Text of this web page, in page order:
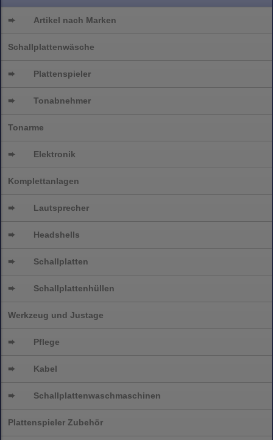
➨ Artikel nach Marken
Schallplattenwäsche
➨ Plattenspieler
➨ Tonabnehmer
Tonarme
➨ Elektronik
Komplettanlagen
➨ Lautsprecher
➨ Headshells
➨ Schallplatten
➨ Schallplattenhüllen
Werkzeug und Justage
➨ Pflege
➨ Kabel
➨ Schallplattenwaschmaschinen
Plattenspieler Zubehör